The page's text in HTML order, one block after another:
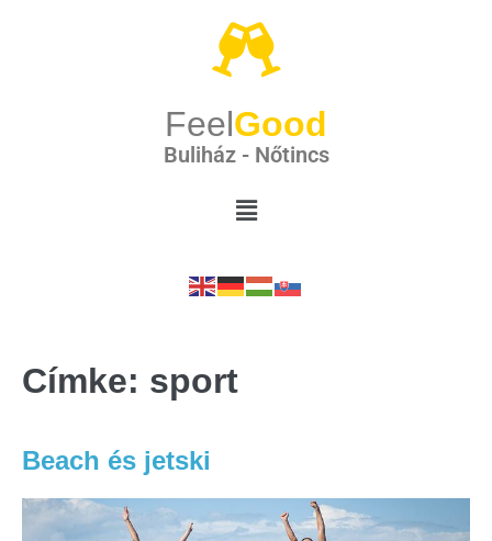
FeelGood
Buliház - Nőtincs
Címke: sport
Beach és jetski